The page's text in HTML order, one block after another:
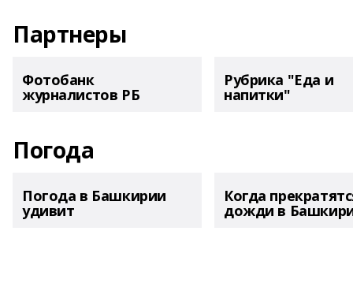
Партнеры
Фотобанк
журналистов РБ
Рубрика "Еда и
напитки"
Погода
Погода в Башкирии
удивит
Когда
дожди в